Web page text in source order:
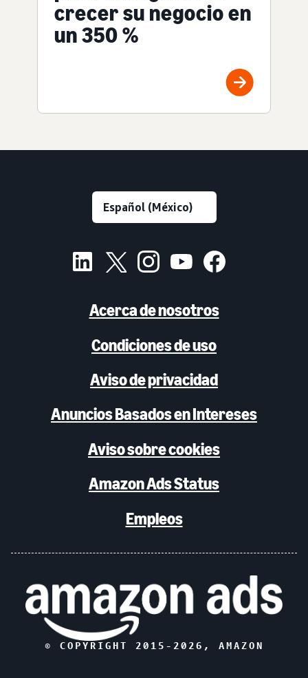
crecer su negocio en
un 350 %
Acerca de nosotros
Condiciones de uso
Aviso de privacidad
Anuncios Basados en Intereses
Aviso sobre cookies
Amazon Ads Status
Empleos
© COPYRIGHT 2015- 2026 , AMAZON